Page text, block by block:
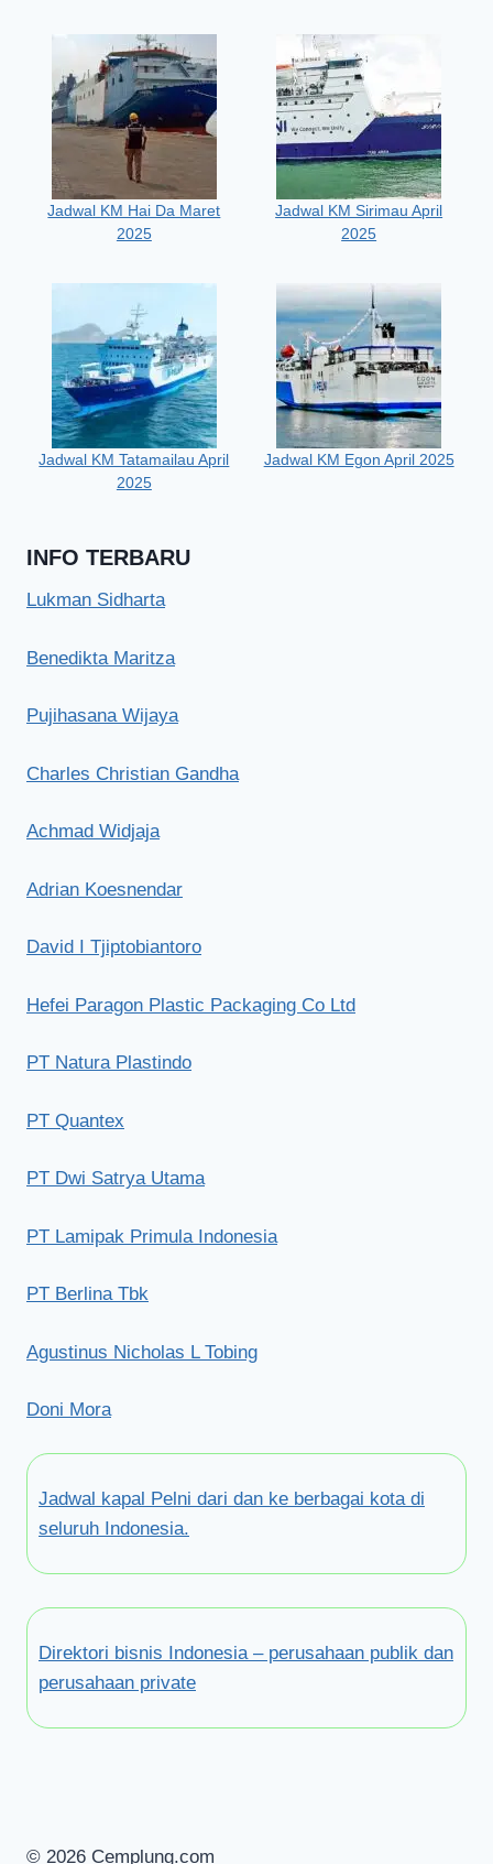
Jadwal KM Hai Da Maret
2025
Jadwal KM Sirimau April
2025
Jadwal KM Tatamailau April
2025
Jadwal KM Egon April 2025
INFO TERBARU
Lukman Sidharta
Benedikta Maritza
Pujihasana Wijaya
Charles Christian Gandha
Achmad Widjaja
Adrian Koesnendar
David I Tjiptobiantoro
Hefei Paragon Plastic Packaging Co Ltd
PT Natura Plastindo
PT Quantex
PT Dwi Satrya Utama
PT Lamipak Primula Indonesia
PT Berlina Tbk
Agustinus Nicholas L Tobing
Doni Mora
Jadwal kapal Pelni dari dan ke berbagai kota di
seluruh Indonesia.
Direktori bisnis Indonesia – perusahaan publik dan
perusahaan private
© 2026 Cemplung.com